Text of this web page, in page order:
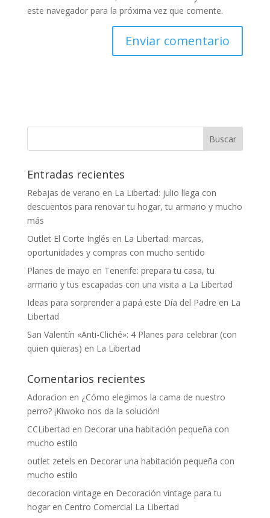
este navegador para la próxima vez que comente.
Entradas recientes
Rebajas de verano en La Libertad: julio llega con
descuentos para renovar tu hogar, tu armario y mucho
más
Outlet El Corte Inglés en La Libertad: marcas,
oportunidades y compras con mucho sentido
Planes de mayo en Tenerife: prepara tu casa, tu
armario y tus escapadas con una visita a La Libertad
Ideas para sorprender a papá este Día del Padre en La
Libertad
San Valentín «Anti-Cliché»: 4 Planes para celebrar (con
quien quieras) en La Libertad
Comentarios recientes
Adoracion en ¿Cómo elegimos la cama de nuestro
perro? ¡Kiwoko nos da la solución!
CCLibertad en Decorar una habitación pequeña con
mucho estilo
outlet zetels en Decorar una habitación pequeña con
mucho estilo
decoracion vintage en Decoración vintage para tu
hogar en Centro Comercial La Libertad